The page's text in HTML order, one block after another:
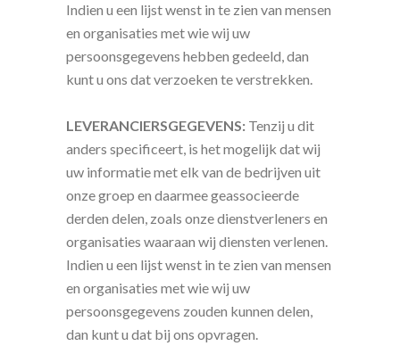
Indien u een lijst wenst in te zien van mensen
en organisaties met wie wij uw
persoonsgegevens hebben gedeeld, dan
kunt u ons dat verzoeken te verstrekken.
LEVERANCIERSGEGEVENS: Tenzij u dit
anders specificeert, is het mogelijk dat wij
uw informatie met elk van de bedrijven uit
onze groep en daarmee geassocieerde
derden delen, zoals onze dienstverleners en
organisaties waaraan wij diensten verlenen.
Indien u een lijst wenst in te zien van mensen
en organisaties met wie wij uw
persoonsgegevens zouden kunnen delen,
dan kunt u dat bij ons opvragen.